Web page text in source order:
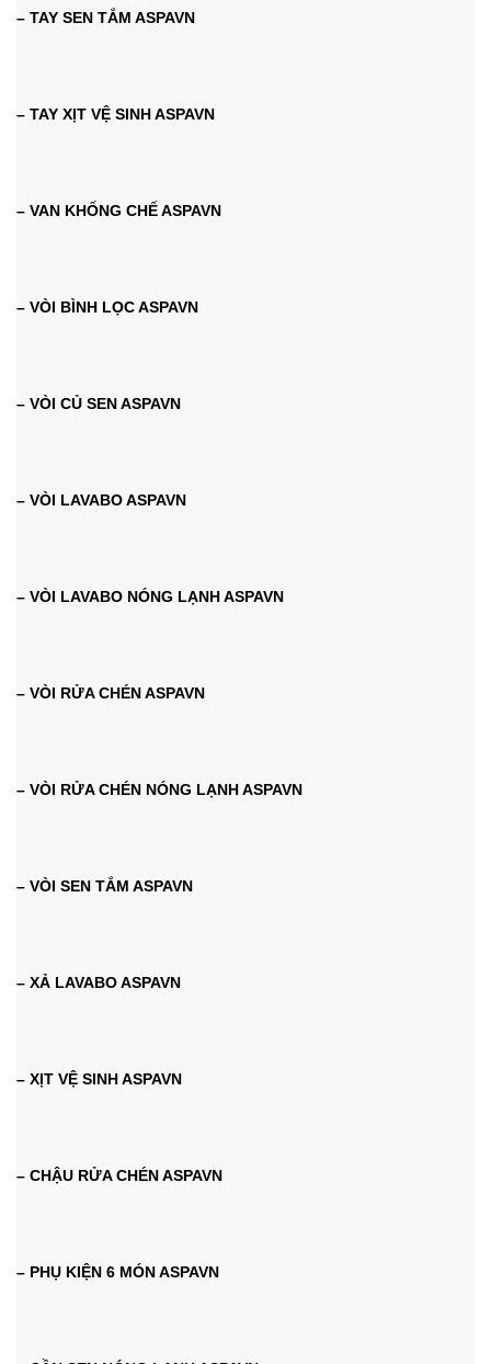
– TAY SEN TẮM ASPAVN
– TAY XỊT VỆ SINH ASPAVN
– VAN KHỐNG CHẾ ASPAVN
– VÒI BÌNH LỌC ASPAVN
– VÒI CỦ SEN ASPAVN
– VÒI LAVABO ASPAVN
– VÒI LAVABO NÓNG LẠNH ASPAVN
– VÒI RỬA CHÉN ASPAVN
– VÒI RỬA CHÉN NÓNG LẠNH ASPAVN
– VÒI SEN TẮM ASPAVN
– XẢ LAVABO ASPAVN
– XỊT VỆ SINH ASPAVN
– CHẬU RỬA CHÉN ASPAVN
– PHỤ KIỆN 6 MÓN ASPAVN